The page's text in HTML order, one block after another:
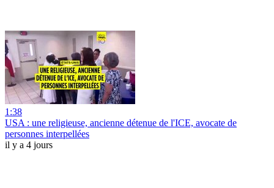
1:38
USA : une religieuse, ancienne détenue de l'ICE, avocate de
personnes interpellées
il y a 4 jours